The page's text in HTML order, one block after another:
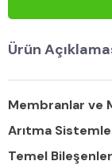
Ürün
Membranlar ve
Arıtma
Temel Bileşenler